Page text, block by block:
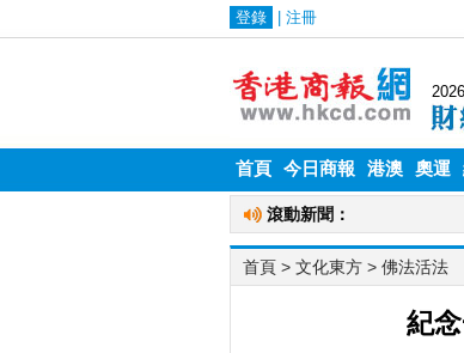
首頁 今日商報 港澳 奧運
首頁 > 文化東方 > 佛法活法
紀